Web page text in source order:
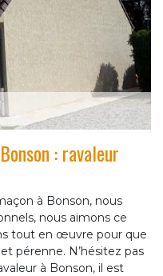
: ravaleur
à Bonson, nous
nous aimons ce
tout en œuvre pour que
pérenne. N’hésitez pas
à Bonson, il est